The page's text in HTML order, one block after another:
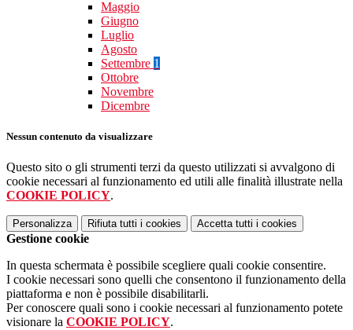
Maggio
Giugno
Luglio
Agosto
Settembre 1
Ottobre
Novembre
Dicembre
Nessun contenuto da visualizzare
Questo sito o gli strumenti terzi da questo utilizzati si avvalgono di
cookie necessari al funzionamento ed utili alle finalità illustrate nella
COOKIE POLICY.
Personalizza Rifiuta tutti i cookies Accetta tutti i cookies
Gestione cookie
In questa schermata è possibile scegliere quali cookie consentire.
I cookie necessari sono quelli che consentono il funzionamento della
piattaforma e non è possibile disabilitarli.
Per conoscere quali sono i cookie necessari al funzionamento potete
visionare la COOKIE POLICY.